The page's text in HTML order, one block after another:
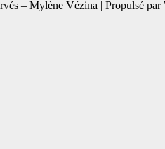
– Mylène Vézina | Propulsé par